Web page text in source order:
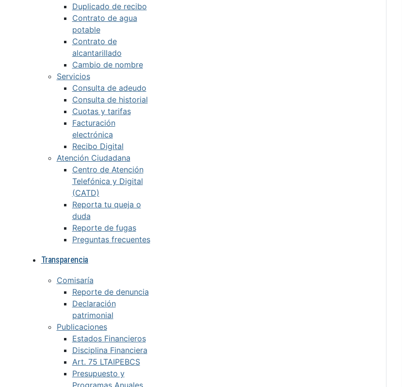
Duplicado de recibo
Contrato de agua
potable
Contrato de
alcantarillado
Cambio de nombre
Servicios
Consulta de adeudo
Consulta de historial
Cuotas y tarifas
Facturación
electrónica
Recibo Digital
Atención Ciudadana
Centro de Atención
Telefónica y Digital
(CATD)
Reporta tu queja o
duda
Reporte de fugas
Preguntas frecuentes
Transparencia
Comisaría
Reporte de denuncia
Declaración
patrimonial
Publicaciones
Estados Financieros
Disciplina Financiera
Art. 75 LTAIPEBCS
Presupuesto y
Programas Anuales